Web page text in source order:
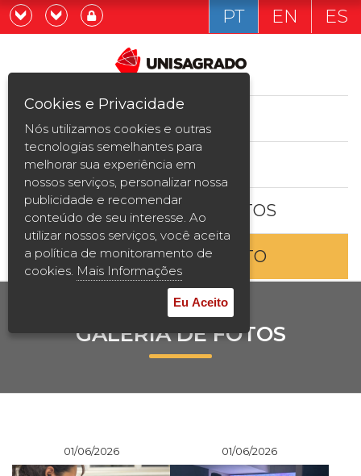
Graduação
Pós-graduação e MBA
Curta Duração
Vestibular
2ª Graduação
Transferência
Reingresso
Biblioteca
Já sou estudande
Quero ser estudante
PT EN ES
ESTUDE AQUI
BOLSAS E DESCONTOS
ENTRE EM CONTATO
GALERIA DE FOTOS
01/06/2026 01/06/2026
Cookies e Privacidade
Nós utilizamos cookies e outras
tecnologias semelhantes para
melhorar sua experiência em
nossos serviços, personalizar nossa
publicidade e recomendar
conteúdo de seu interesse. Ao
utilizar nossos serviços, você aceita
a política de monitoramento de
cookies. Mais Informações
Eu Aceito